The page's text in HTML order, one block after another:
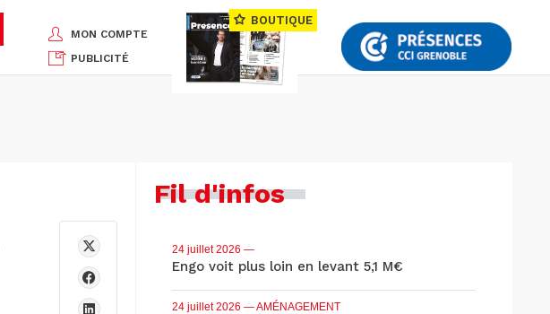
MON COMPTE
PUBLICITÉ
BOUTIQUE
Fil d'infos
24 juillet 2026 —
Engo voit plus loin en levant 5,1 M€
24 juillet 2026 — AMÉNAGEMENT